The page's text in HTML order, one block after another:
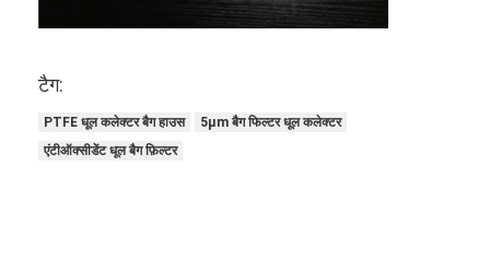
वायु फ़िल्टर फ्रेम बनाने की मशीन
टैग:
PTFE धूल कलेक्टर बैग हाउस
5μm बैग फिल्टर धूल कलेक्टर
एंटीऑक्सीडेंट धूल बैग फ़िल्टर